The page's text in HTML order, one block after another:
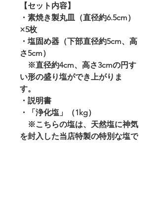
【セット内容】
・素焼き製丸皿（直径約6.5cm）
×5枚
・塩固め器（下部直径約5cm、高
さ5cm）
※直径約4cm、高さ3cmの円す
い形の盛り塩ができ上がりま
す。
・説明書
・「浄化塩」（1kg）
※こちらの塩は、天然塩に神気
を封入した当店特製の特別な塩で